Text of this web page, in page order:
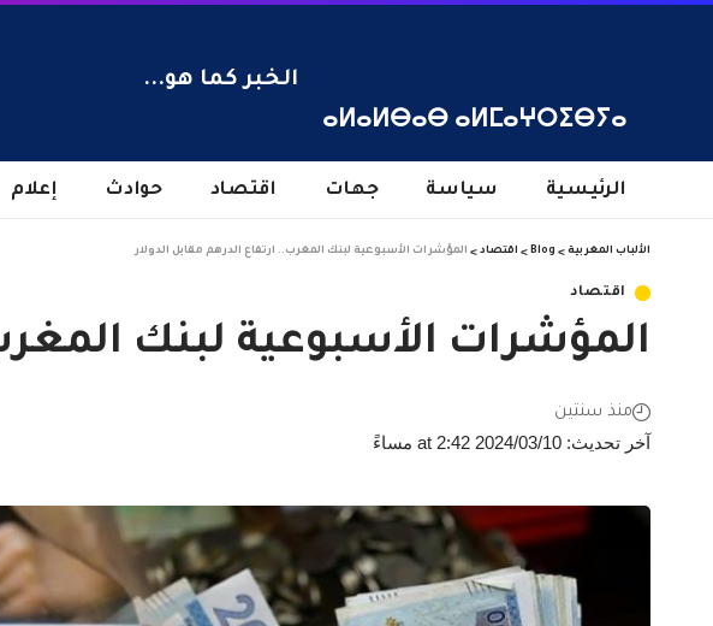
ⴰⵍⴰⵍⴱⴰⴱ ⴰⵍⵎⴰⵖⵔⵉⴱⵢⴰ
الخبر كما هو...
الرئيسية سياسة جهات اقتصاد حوادث إعلام
الألباب المغربية >
Blog
> اقتصاد > المؤشرات الأسبوعية لبنك المغرب.. ارتفاع الدرهم مقابل الدولار
اقتصاد
المؤشرات الأسبوعية لبنك
آخر تحديث: 2024/03/10 at 2:42 مساءً
منذ سنتين